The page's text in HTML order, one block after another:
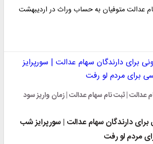
عدالت متوفیان به حساب وراث در اردیبهشت
عدالت | ثبت نام سهام عدالت | زمان واریز سود
8 میلیونی برای دارندگان سهام عدالت | سورپرایز شب
مردم لو رفت